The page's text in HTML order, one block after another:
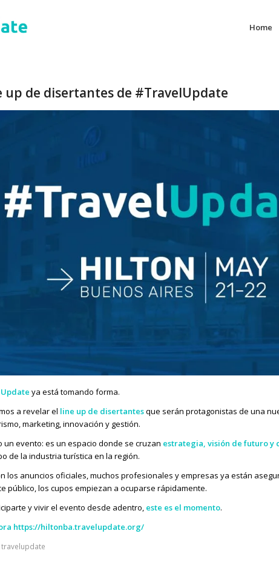
Home
up de disertantes de #TravelUpdate
ya está tomando forma.
a revelar el line up de disertantesque serán protagonistas de una
marketing, innovación y gestión.
un evento: es un espacio donde se cruzan estrategia, visión de futuro y
de la industria turística en la región.
los anuncios oficiales, muchos profesionales y empresas ya están
público, los cupos empiezan a ocuparse rápidamente.
y vivir el evento desde adentro, este es el momento.
https://hiltonba.travelupdate.org/
travelupdate